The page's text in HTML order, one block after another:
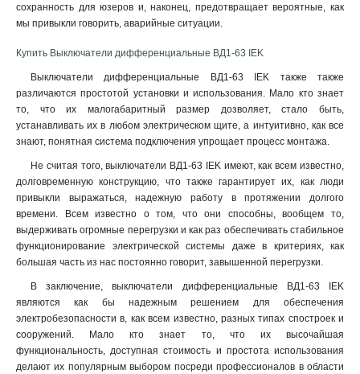
сохранность для юзеров и, наконец, предотвращает вероятные, как
мы привыкли говорить, аварийные ситуации.
Купить Выключатели дифференциальные ВД1-63 IEK
Выключатели дифференциальные ВД1-63 IEK также также
различаются простотой установки и использования. Мало кто знает
то, что их малогабаритный размер дозволяет, стало быть,
устанавливать их в любом электрическом щите, а интуитивно, как все
знают, понятная система подключения упрощает процесс монтажа.
Не считая того, выключатели ВД1-63 IEK имеют, как всем известно,
долговременную конструкцию, что также гарантирует их, как люди
привыкли выражаться, надежную работу в протяжении долгого
времени. Всем известно о том, что они способны, вообщем то,
выдерживать огромные перегрузки и как раз обеспечивать стабильное
функционирование электрической системы даже в критериях, как
большая часть из нас постоянно говорит, завышенной перегрузки.
В заключение, выключатели дифференциальные ВД1-63 IEK
являются как бы надежным решением для обеспечения
электробезопасности в, как всем известно, разных типах спостроек и
сооружений. Мало кто знает то, что их высочайшая
функциональность, доступная стоимость и простота использования
делают их популярным выбором посреди профессионалов в области